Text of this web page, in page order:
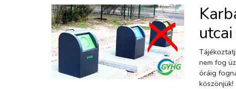
nem fog
óráig
köszönjük!